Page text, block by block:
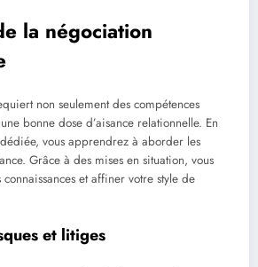
la négociation
non seulement des compétences
bonne dose d’aisance relationnelle. En
vous apprendrez à aborder les
Grâce à des mises en situation, vous
et affiner votre style de
et litiges